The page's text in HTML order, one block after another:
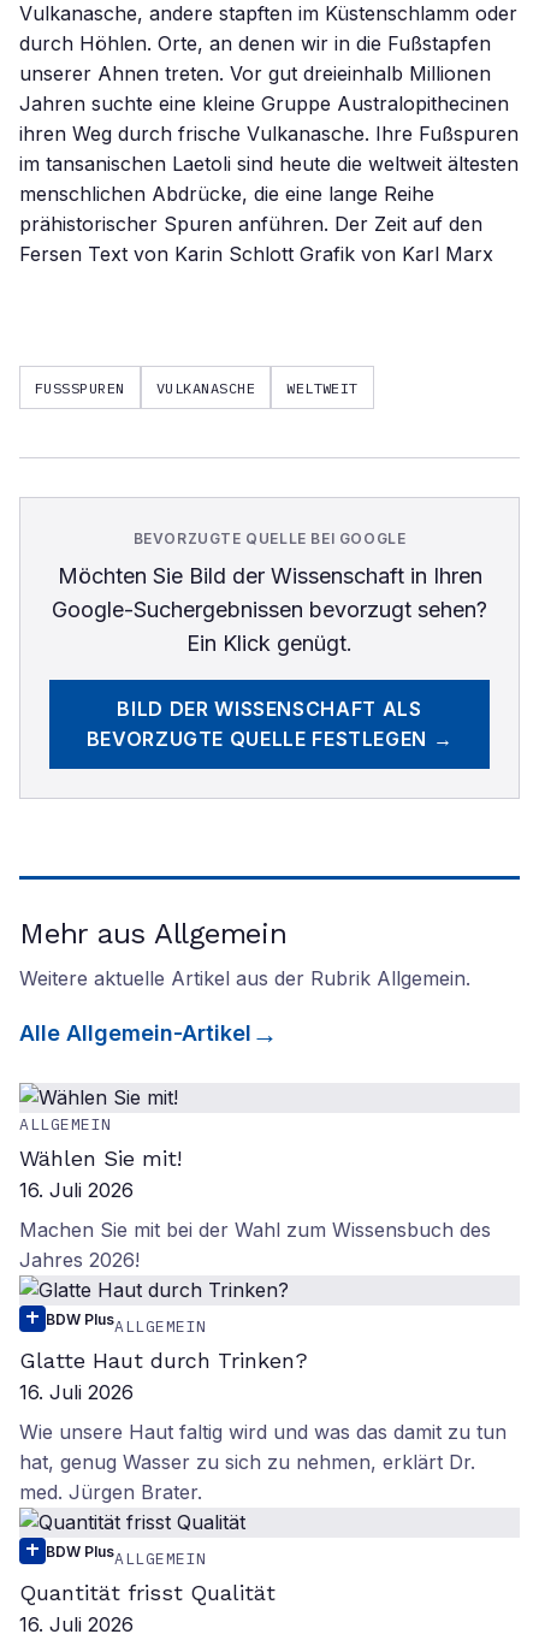
Vulkanasche, andere stapften im Küstenschlamm oder
durch Höhlen. Orte, an denen wir in die Fußstapfen
unserer Ahnen treten. Vor gut dreieinhalb Millionen
Jahren suchte eine kleine Gruppe Australopithecinen
ihren Weg durch frische Vulkanasche. Ihre Fußspuren
im tansanischen Laetoli sind heute die weltweit ältesten
menschlichen Abdrücke, die eine lange Reihe
prähistorischer Spuren anführen. Der Zeit auf den
Fersen Text von Karin Schlott Grafik von Karl Marx
FUSSSPUREN VULKANASCHE WELTWEIT
BEVORZUGTE QUELLE BEI GOOGLE
Möchten Sie Bild der Wissenschaftin Ihren
Google-Suchergebnissen bevorzugt sehen?
Ein Klick genügt.
BILD DER WISSENSCHAFT ALS
BEVORZUGTE QUELLE FESTLEGEN →
Mehr aus Allgemein
Weitere aktuelle Artikel aus der Rubrik Allgemein.
Alle Allgemein-Artikel
ALLGEMEIN
Wählen Sie mit!
16. Juli 2026
Machen Sie mit bei der Wahl zum Wissensbuch des
Jahres 2026!
BDW PlusALLGEMEIN
Glatte Haut durch Trinken?
16. Juli 2026
Wie unsere Haut faltig wird und was das damit zu tun
hat, genug Wasser zu sich zu nehmen, erklärt Dr.
med. Jürgen Brater.
BDW PlusALLGEMEIN
Quantität frisst Qualität
16. Juli 2026